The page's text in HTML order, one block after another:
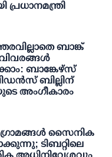
ബാങ്ക്
ബാങ്കേഴ്സ്
ബില്ലിന്
അംഗീകാരം
ഗ്രാമങ്ങള്‍ സൈനിക
ടിബറ്റിലെ
അധിനിവേശവും